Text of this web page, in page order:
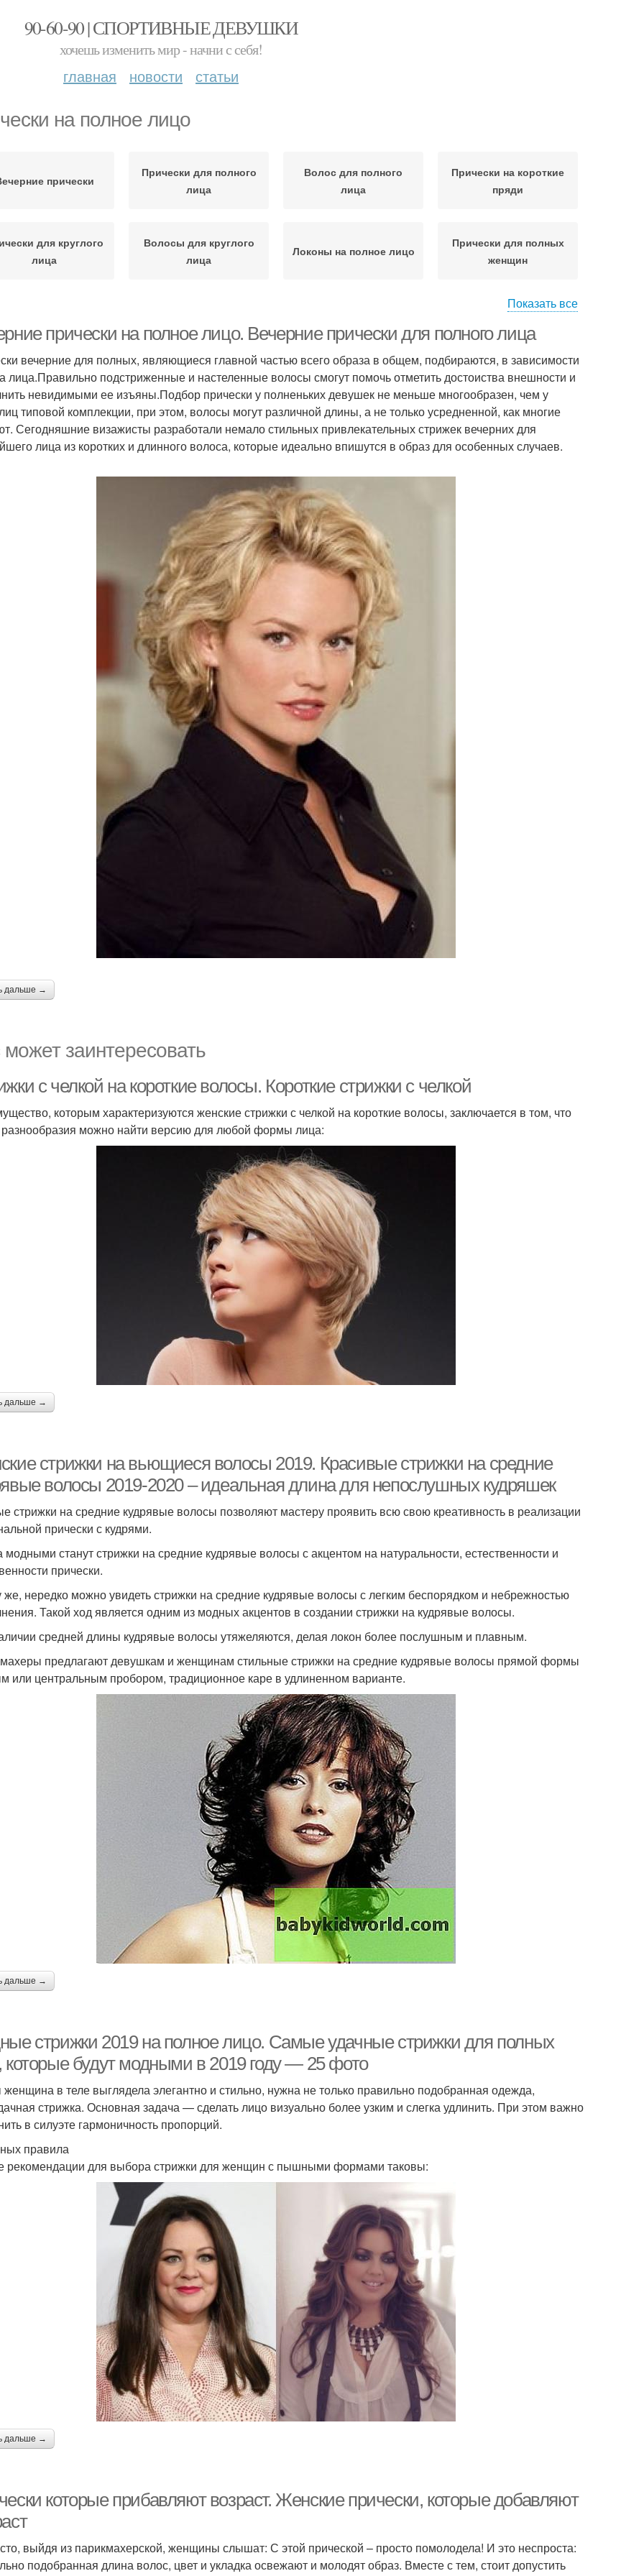
90-60-90 | СПОРТИВНЫЕ ДЕВУШКИ
хочешь изменить мир - начни с себя!
главная новости статьи
на полное лицо
прически
Прически для полного
лица
Волос для полного
лица
Прически на короткие
пряди
для круглого
лица
Волосы для круглого
лица
Локоны на полное лицо
Прически для полных
женщин
Показать все
прически на полное лицо. Вечерние прически для полного лица
вечерние для полных, являющиеся главной частью всего образа в общем, подбираются, в зависимости
лица.Правильно подстриженные и настеленные волосы смогут помочь отметить достоиства внешности и
невидимыми ее изъяны.Подбор прически у полненьких девушек не меньше многообразен, чем у
типовой комплекции, при этом, волосы могут различной длины, а не только усредненной, как многие
Сегодняшние визажисты разработали немало стильных привлекательных стрижек вечерних для
лица из коротких и длинного волоса, которые идеально впишутся в образ для особенных случаев.
дальше →
заинтересовать
с челкой на короткие волосы. Короткие стрижки с челкой
которым характеризуются женские стрижки с челкой на короткие волосы, заключается в том, что
можно найти версию для любой формы лица:
дальше →
стрижки на вьющиеся волосы 2019. Красивые стрижки на средние
волосы 2019-2020 – идеальная длина для непослушных кудряшек
стрижки на средние кудрявые волосы позволяют мастеру проявить всю свою креативность в реализации
прически с кудрями.
модными станут стрижки на средние кудрявые волосы с акцентом на натуральности, естественности и
прически.
же, нередко можно увидеть стрижки на средние кудрявые волосы с легким беспорядком и небрежностью
Такой ход является одним из модных акцентов в создании стрижки на кудрявые волосы.
средней длины кудрявые волосы утяжеляются, делая локон более послушным и плавным.
предлагают девушкам и женщинам стильные стрижки на средние кудрявые волосы прямой формы
или центральным пробором, традиционное каре в удлиненном варианте.
дальше →
стрижки 2019 на полное лицо. Самые удачные стрижки для полных
будут модными в 2019 году — 25 фото
в теле выглядела элегантно и стильно, нужна не только правильно подобранная одежда,
стрижка. Основная задача — сделать лицо визуально более узким и слегка удлинить. При этом важно
в силуэте гармоничность пропорций.
правила
рекомендации для выбора стрижки для женщин с пышными формами таковы:
дальше →
которые прибавляют возраст. Женские прически, которые добавляют
выйдя из парикмахерской, женщины слышат: С этой прической – просто помолодела! И это неспроста:
подобранная длина волос, цвет и укладка освежают и молодят образ. Вместе с тем, стоит допустить